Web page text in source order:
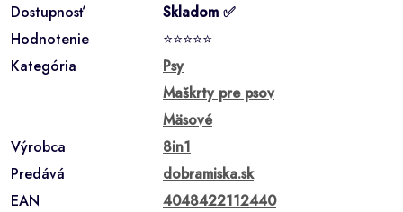
Dostupnosť
Skladom ✅
Hodnotenie
⭐⭐⭐⭐⭐
Kategória
Psy
Maškrty pre psov
Mäsové
Výrobca
8in1
Predává
dobramiska.sk
EAN
4048422112440